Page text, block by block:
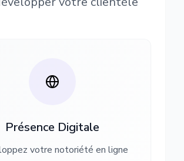
Présence Digitale
votre notoriété en ligne